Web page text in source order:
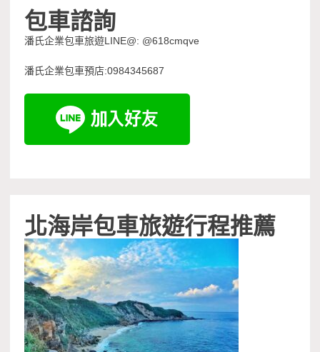
包車諮詢
潘氏企業包車旅遊LINE@: @618cmqve
潘氏企業包車預店:0984345687
北海岸包車旅遊行程推薦